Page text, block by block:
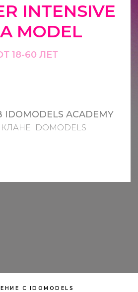
INTENSIVE
MODEL
18-60 ЛЕТ
ACADEMY
IDOMODELS
С IDOMODELS